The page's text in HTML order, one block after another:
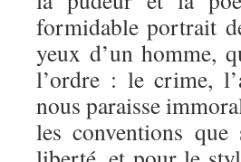
formidable portrait
yeux d’un homme,
l’ordre : le crime,
nous paraisse
les conventions que